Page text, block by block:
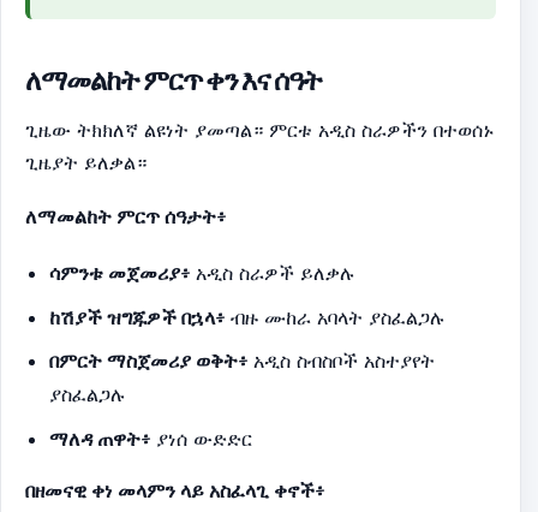
ለማመልከት ምርጥ ቀን እና ሰዓት
ጊዜው ትክክለኛ ልዩነት ያመጣል። ምርቱ አዲስ ስራዎችን በተወሰኑ
ጊዜያት ይለቃል።
ለማመልከት ምርጥ ሰዓታት፥
ሳምንቱ መጀመሪያ፥ አዲስ ስራዎች ይለቃሉ
ከሽያች ዝግጁዎች በኋላ፥ ብዙ ሙከራ አባላት ያስፈልጋሉ
በምርት ማስጀመሪያ ወቅት፥ አዲስ ስብስቦች አስተያየት
ያስፈልጋሉ
ማለዳ ጠዋት፥ ያነሰ ውድድር
በዘመናዊ ቀነ መላምን ላይ አስፈላጊ ቀኖች፥